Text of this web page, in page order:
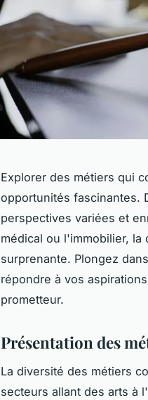
Explorer des métiers qui
opportunités fascinantes.
perspectives variées et
médical ou l'immobilier,
surprenante. Plongez
répondre à vos
prometteur.
Présentation des
La diversité des métiers
secteurs allant des arts à